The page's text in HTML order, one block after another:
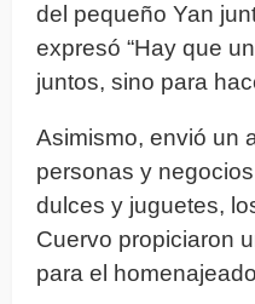
del pequeño Yan
expresó “Hay que
juntos, sino para
Asimismo, envió un
personas y
dulces y juguetes,
Cuervo propiciaron
para el